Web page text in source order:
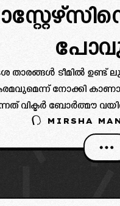
താരങ്ങൾ ടീമിൽ
നോക്കി
വിക്ടർ ബോർത്മൗ
കൂടെ മുൻ പി എസ്
ഉണ്ടാവും.
MIRSHA